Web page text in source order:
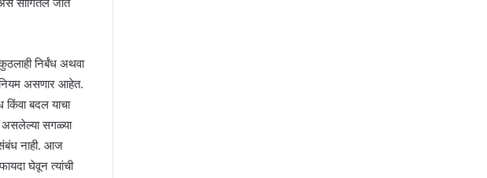
सांगितले जात
निर्बंध अथवा
नियम असणार आहेत.
बदल याचा
असलेल्या सगळ्या
संबंध नाही. आज
घेवून त्यांची